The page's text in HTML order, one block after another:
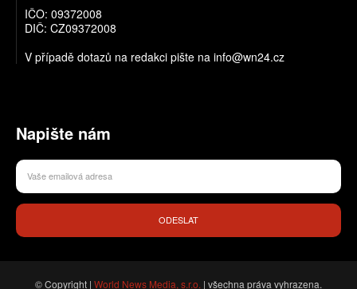
IČO: 09372008
DIČ: CZ09372008
V případě dotazů na redakci pište na info@wn24.cz
Napište nám
ODESLAT
© Copyright | World News Media, s.r.o. | všechna práva vyhrazena.